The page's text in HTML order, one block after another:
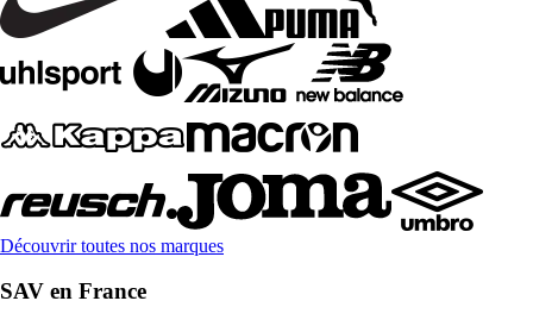
Découvrir toutes nos marques
SAV en France